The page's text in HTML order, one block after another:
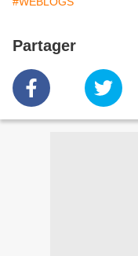
Partager